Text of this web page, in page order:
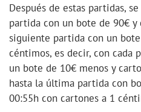
Después de estas partidas,
partida con un bote de 90€
siguiente partida con un
céntimos, es decir, con cada
un bote de 10€ menos y
hasta la última partida con
00:55h con cartones a 1